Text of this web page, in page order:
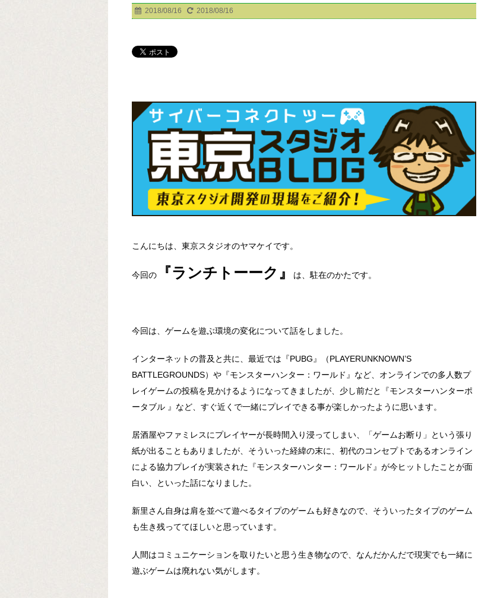
2018/08/16 2018/08/16
こんにちは、東京スタジオのヤマケイです。
今回の 『ランチトーーク』 は、駐在のかたです。
今回は、ゲームを遊ぶ環境の変化について話をしました。
インターネットの普及と共に、最近では『PUBG』（PLAYERUNKNOWN’S
BATTLEGROUNDS）や『モンスターハンター：ワールド』など、オンラインでの多人数プ
レイゲームの投稿を見かけるようになってきましたが、少し前だと『モンスターハンターポ
ータブル 』など、すぐ近くで一緒にプレイできる事が楽しかったように思います。
居酒屋やファミレスにプレイヤーが長時間入り浸ってしまい、「ゲームお断り」という張り
紙が出ることもありましたが、そういった経緯の末に、初代のコンセプトであるオンライン
による協力プレイが実装された『モンスターハンター：ワールド』が今ヒットしたことが面
白い、といった話になりました。
新里さん自身は肩を並べて遊べるタイプのゲームも好きなので、そういったタイプのゲーム
も生き残っててほしいと思っています。
人間はコミュニケーションを取りたいと思う生き物なので、なんだかんだで現実でも一緒に
遊ぶゲームは廃れない気がします。